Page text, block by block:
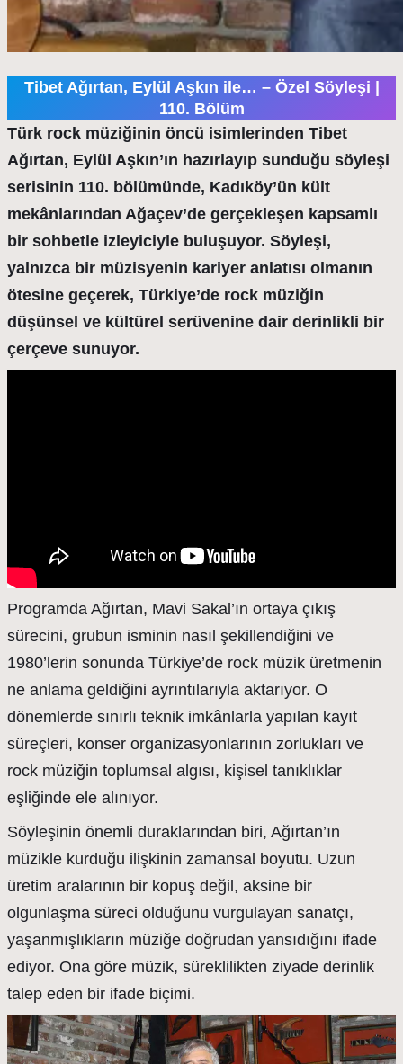
Tibet Ağırtan, Eylül Aşkın ile… – Özel Söyleşi |
110. Bölüm
Türk rock müziğinin öncü isimlerinden Tibet
Ağırtan, Eylül Aşkın’ın hazırlayıp sunduğu söyleşi
serisinin 110. bölümünde, Kadıköy’ün kült
mekânlarından Ağaçev’de gerçekleşen kapsamlı
bir sohbetle izleyiciyle buluşuyor. Söyleşi,
yalnızca bir müzisyenin kariyer anlatısı olmanın
ötesine geçerek, Türkiye’de rock müziğin
düşünsel ve kültürel serüvenine dair derinlikli bir
çerçeve sunuyor.
Programda Ağırtan, Mavi Sakal’ın ortaya çıkış
sürecini, grubun isminin nasıl şekillendiğini ve
1980’lerin sonunda Türkiye’de rock müzik üretmenin
ne anlama geldiğini ayrıntılarıyla aktarıyor. O
dönemlerde sınırlı teknik imkânlarla yapılan kayıt
süreçleri, konser organizasyonlarının zorlukları ve
rock müziğin toplumsal algısı, kişisel tanıklıklar
eşliğinde ele alınıyor.
Söyleşinin önemli duraklarından biri, Ağırtan’ın
müzikle kurduğu ilişkinin zamansal boyutu. Uzun
üretim aralarının bir kopuş değil, aksine bir
olgunlaşma süreci olduğunu vurgulayan sanatçı,
yaşanmışlıkların müziğe doğrudan yansıdığını ifade
ediyor. Ona göre müzik, süreklilikten ziyade derinlik
talep eden bir ifade biçimi.